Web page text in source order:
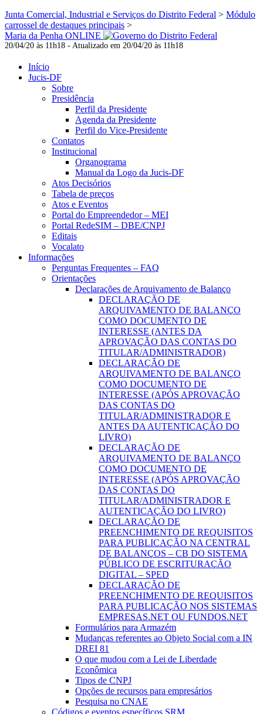
Junta Comercial, Industrial e Serviços do Distrito Federal > Módulo
carrossel de destaques principais >
Maria da Penha ONLINE
20/04/20 às 11h18 - Atualizado em 20/04/20 às 11h18
Início
Jucis-DF
Sobre
Presidência
Perfil da Presidente
Agenda da Presidente
Perfil do Vice-Presidente
Contatos
Institucional
Organograma
Manual da Logo da Jucis-DF
Atos Decisórios
Tabela de preços
Atos e Eventos
Portal do Empreendedor – MEI
Portal RedeSIM – DBE/CNPJ
Editais
Vocalato
Informações
Perguntas Frequentes – FAQ
Orientações
Declarações de Arquivamento de Balanço
DECLARAÇÃO DE
ARQUIVAMENTO DE BALANÇO
COMO DOCUMENTO DE
INTERESSE (ANTES DA
APROVAÇÃO DAS CONTAS DO
TITULAR/ADMINISTRADOR)
DECLARAÇÃO DE
ARQUIVAMENTO DE BALANÇO
COMO DOCUMENTO DE
INTERESSE (APÓS APROVAÇÃO
DAS CONTAS DO
TITULAR/ADMINISTRADOR E
ANTES DA AUTENTICAÇÃO DO
LIVRO)
DECLARAÇÃO DE
ARQUIVAMENTO DE BALANÇO
COMO DOCUMENTO DE
INTERESSE (APÓS APROVAÇÃO
DAS CONTAS DO
TITULAR/ADMINISTRADOR E
AUTENTICAÇÃO DO LIVRO)
DECLARAÇÃO DE
PREENCHIMENTO DE REQUISITOS
PARA PUBLICAÇÃO NA CENTRAL
DE BALANÇOS – CB DO SISTEMA
PÚBLICO DE ESCRITURAÇÃO
DIGITAL – SPED
DECLARAÇÃO DE
PREENCHIMENTO DE REQUISITOS
PARA PUBLICAÇÃO NOS SISTEMAS
EMPRESAS.NET OU FUNDOS.NET
Formulários para Armazém
Mudanças referentes ao Objeto Social com a IN
DREI 81
O que mudou com a Lei de Liberdade
Econômica
Tipos de CNPJ
Opções de recursos para empresários
Pesquisa no CNAE
Códigos e eventos específicos SRM